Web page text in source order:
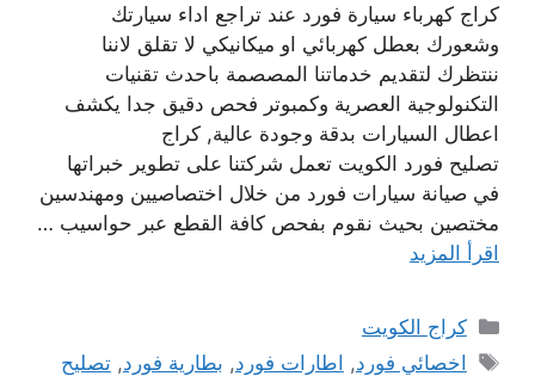
كراج كهرباء سيارة فورد عند تراجع اداء سيارتك
وشعورك بعطل كهربائي او ميكانيكي لا تقلق لاننا
ننتظرك لتقديم خدماتنا المصصمة باحدث تقنيات
التكنولوجية العصرية وكمبوتر فحص دقيق جدا يكشف
اعطال السيارات بدقة وجودة عالية, كراج
تصليح فورد الكويت تعمل شركتنا على تطوير خبراتها
في صيانة سيارات فورد من خلال اختصاصيين ومهندسين
مختصين بحيث نقوم بفحص كافة القطع عبر حواسيب …
اقرأ المزيد
التصنيفات
كراج الكويت
الوسوم
اخصائي فورد, اطارات فورد, بطارية فورد,تصليح